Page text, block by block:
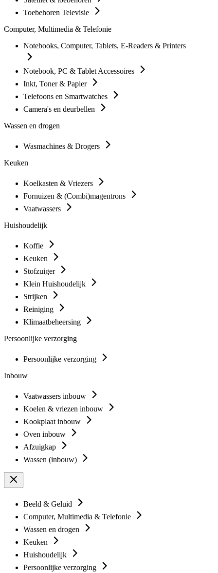
Toebehoren Televisie
Computer, Multimedia & Telefonie
Notebooks, Computer, Tablets, E-Readers & Printers
Notebook, PC & Tablet Accessoires
Inkt, Toner & Papier
Telefoons en Smartwatches
Camera's en deurbellen
Wassen en drogen
Wasmachines & Drogers
Keuken
Koelkasten & Vriezers
Fornuizen & (Combi)magentrons
Vaatwassers
Huishoudelijk
Koffie
Keuken
Stofzuiger
Klein Huishoudelijk
Strijken
Reiniging
Klimaatbeheersing
Persoonlijke verzorging
Persoonlijke verzorging
Inbouw
Vaatwassers inbouw
Koelen & vriezen inbouw
Kookplaat inbouw
Oven inbouw
Afzuigkap
Wassen (inbouw)
Beeld & Geluid
Computer, Multimedia & Telefonie
Wassen en drogen
Keuken
Huishoudelijk
Persoonlijke verzorging